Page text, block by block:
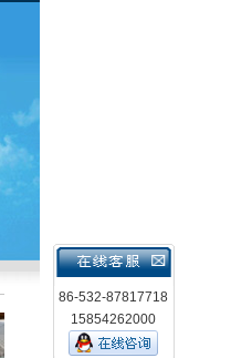
86-532-87817718
15854262000